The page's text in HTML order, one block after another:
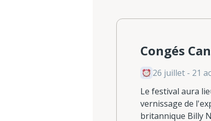
Congés
26 juillet - 21
Le festival aura
vernissage de
britannique Billy